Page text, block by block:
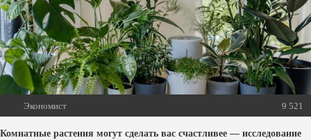
Экономист 9 521
Комнатные растения могут сделать вас счастливее — исследование